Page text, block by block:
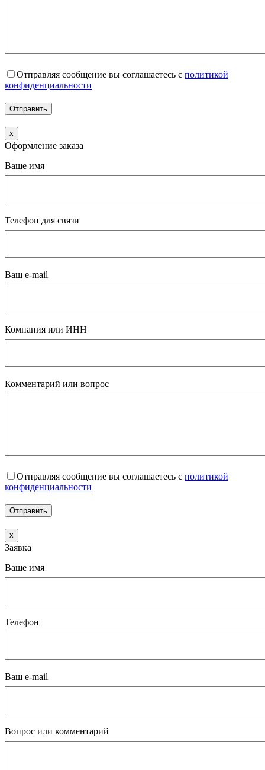
Отправляя сообщение вы соглашаетесь с политикой
конфиденциальности
x
Оформление заказа
Ваше имя
Телефон для связи
Ваш e-mail
Компания или ИНН
Комментарий или вопрос
Отправляя сообщение вы соглашаетесь с политикой
конфиденциальности
x
Заявка
Ваше имя
Телефон
Ваш e-mail
Вопрос или комментарий